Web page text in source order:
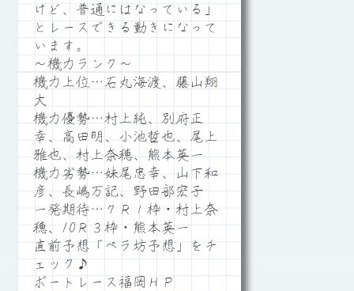
けど、普通にはなっている」
とレースできる動きになって
います。
～機力ランク～
機力上位…石丸海渡、藤山翔
大
機力優勢…村上純、別府正
幸、高田明、小池哲也、尾上
雅也、村上奈穂、熊本英一
機力劣勢…妹尾忠幸、山下和
彦、長嶋万記、野田部宏子
一発期待…７Ｒ１枠・村上奈
穂、10Ｒ３枠・熊本英一
直前予想「ペラ坊予想」をチ
ェック♪
ボートレース福岡ＨＰ